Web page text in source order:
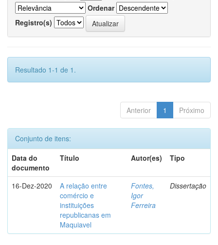
Ordenar
Registro(s)
Resultado 1-1 de 1.
Anterior 1 Próximo
Conjunto de itens:
Data do
documento
Título Autor(es) Tipo
16-Dez-2020
A relação entre
comércio e
instituições
republicanas em
Maquiavel
Fontes,
Igor
Ferreira
Dissertação